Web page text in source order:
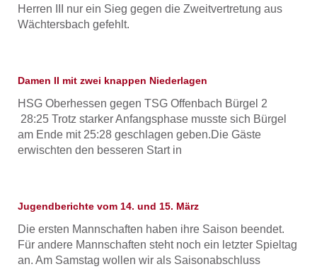
Herren III nur ein Sieg gegen die Zweitvertretung aus
Wächtersbach gefehlt.
Damen II mit zwei knappen Niederlagen
HSG Oberhessen gegen TSG Offenbach Bürgel 2
28:25 Trotz starker Anfangsphase musste sich Bürgel
am Ende mit 25:28 geschlagen geben.Die Gäste
erwischten den besseren Start in
Jugendberichte vom 14. und 15. März
Die ersten Mannschaften haben ihre Saison beendet.
Für andere Mannschaften steht noch ein letzter Spieltag
an. Am Samstag wollen wir als Saisonabschluss